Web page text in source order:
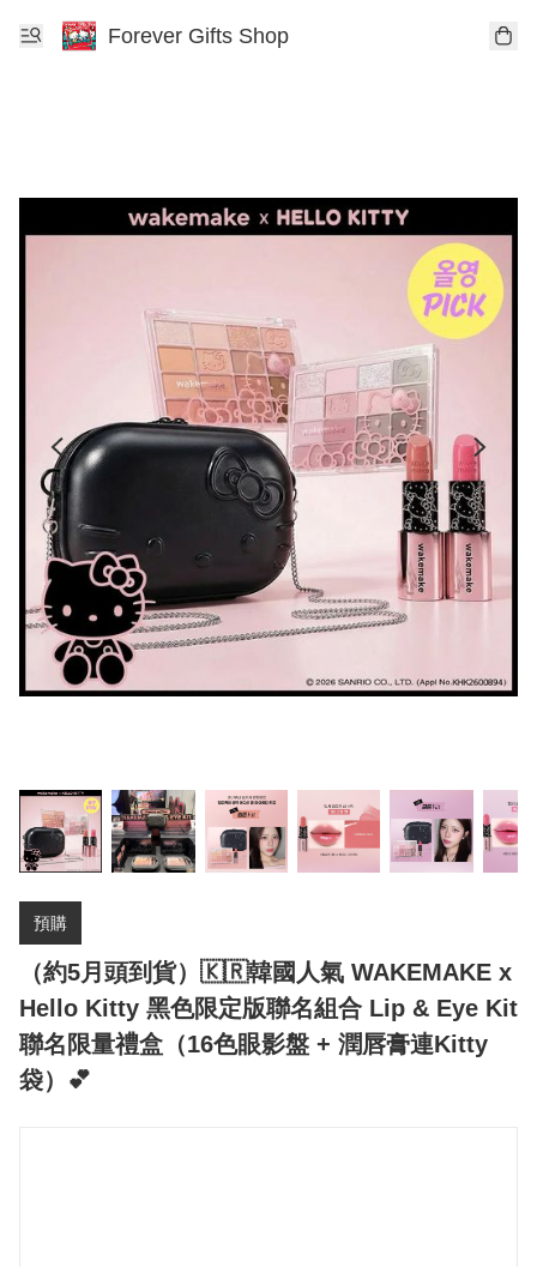
Forever Gifts Shop
預購
（約5月頭到貨）🇰🇷韓國人氣 WAKEMAKE x
Hello Kitty 黑色限定版聯名組合 Lip & Eye Kit
聯名限量禮盒（16色眼影盤 + 潤唇膏連Kitty
袋）💕